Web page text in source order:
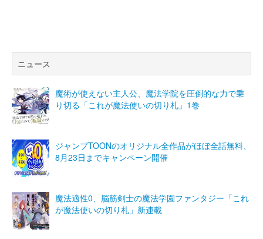
ニュース
魔術が使えない主人公、魔法学院を圧倒的な力で乗
り切る「これが魔法使いの切り札」1巻
ジャンプTOONのオリジナル全作品がほぼ全話無料、
8月23日までキャンペーン開催
魔法適性0、脳筋剣士の魔法学園ファンタジー「これ
が魔法使いの切り札」新連載